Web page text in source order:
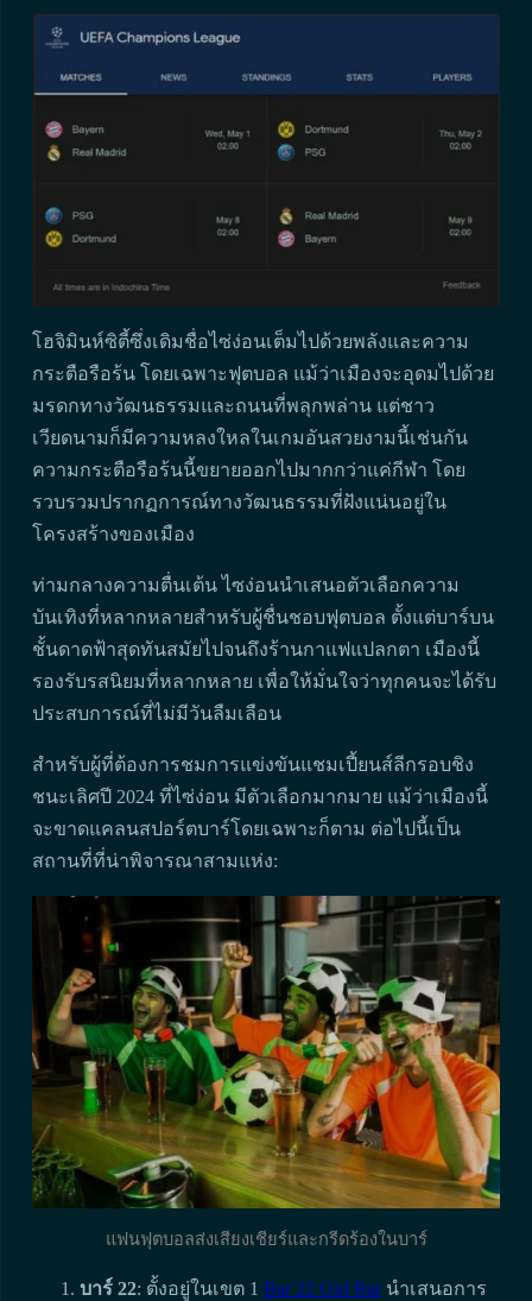
โฮจิมินห์ซิตี้ซึ่งเดิมชื่อไซ่ง่อนเต็มไปด้วยพลังและความ
กระตือรือร้น โดยเฉพาะฟุตบอล แม้ว่าเมืองจะอุดมไปด้วย
มรดกทางวัฒนธรรมและถนนที่พลุกพล่าน แต่ชาว
เวียดนามก็มีความหลงใหลในเกมอันสวยงามนี้เช่นกัน
ความกระตือรือร้นนี้ขยายออกไปมากกว่าแค่กีฬา โดย
รวบรวมปรากฏการณ์ทางวัฒนธรรมที่ฝังแน่นอยู่ใน
โครงสร้างของเมือง
ท่ามกลางความตื่นเต้น ไซง่อนนำเสนอตัวเลือกความ
บันเทิงที่หลากหลายสำหรับผู้ชื่นชอบฟุตบอล ตั้งแต่บาร์บน
ชั้นดาดฟ้าสุดทันสมัยไปจนถึงร้านกาแฟแปลกตา เมืองนี้
รองรับรสนิยมที่หลากหลาย เพื่อให้มั่นใจว่าทุกคนจะได้รับ
ประสบการณ์ที่ไม่มีวันลืมเลือน
สำหรับผู้ที่ต้องการชมการแข่งขันแชมเปี้ยนส์ลีกรอบชิง
ชนะเลิศปี 2024 ที่ไซ่ง่อน มีตัวเลือกมากมาย แม้ว่าเมืองนี้
จะขาดแคลนสปอร์ตบาร์โดยเฉพาะก็ตาม ต่อไปนี้เป็น
สถานที่ที่น่าพิจารณาสามแห่ง:
แฟนฟุตบอลส่งเสียงเชียร์และกรีดร้องในบาร์
บาร์ 22: ตั้งอยู่ในเขต 1Bar 22 Girl Barนำเสนอการ